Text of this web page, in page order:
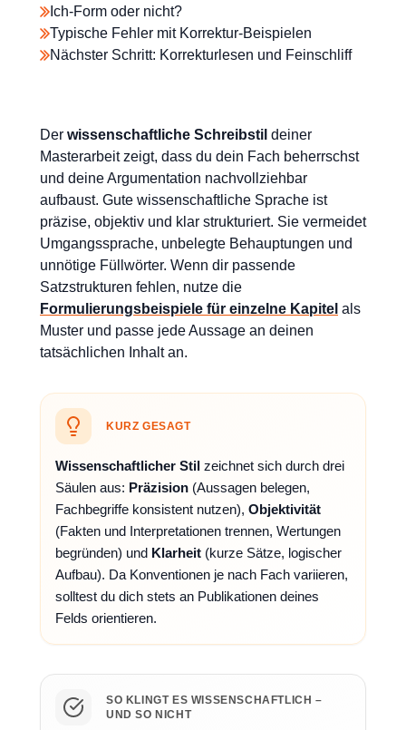
Ich-Form oder nicht?
Typische Fehler mit Korrektur-Beispielen
Nächster Schritt: Korrekturlesen und Feinschliff
Der wissenschaftliche Schreibstil deiner
Masterarbeit zeigt, dass du dein Fach beherrschst
und deine Argumentation nachvollziehbar
aufbaust. Gute wissenschaftliche Sprache ist
präzise, objektiv und klar strukturiert. Sie vermeidet
Umgangssprache, unbelegte Behauptungen und
unnötige Füllwörter. Wenn dir passende
Satzstrukturen fehlen, nutze die
Formulierungsbeispiele für einzelne Kapitel als
Muster und passe jede Aussage an deinen
tatsächlichen Inhalt an.
KURZ GESAGT
Wissenschaftlicher Stil zeichnet sich durch drei
Säulen aus: Präzision (Aussagen belegen,
Fachbegriffe konsistent nutzen), Objektivität
(Fakten und Interpretationen trennen, Wertungen
begründen) und Klarheit (kurze Sätze, logischer
Aufbau). Da Konventionen je nach Fach variieren,
solltest du dich stets an Publikationen deines
Felds orientieren.
SO KLINGT ES WISSENSCHAFTLICH –
UND SO NICHT